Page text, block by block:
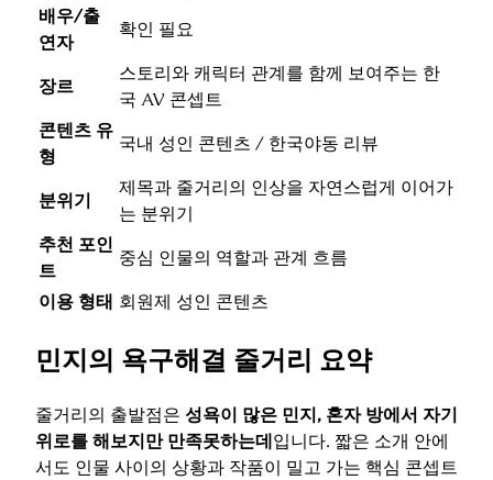
배우/출
연자
확인 필요
장르
스토리와 캐릭터 관계를 함께 보여주는 한
국 AV 콘셉트
콘텐츠 유
형
국내 성인 콘텐츠 / 한국야동 리뷰
분위기
제목과 줄거리의 인상을 자연스럽게 이어가
는 분위기
추천 포인
트
중심 인물의 역할과 관계 흐름
이용 형태 회원제 성인 콘텐츠
민지의 욕구해결 줄거리 요약
줄거리의 출발점은 성욕이 많은 민지, 혼자 방에서 자기
위로를 해보지만 만족못하는데입니다. 짧은 소개 안에
서도 인물 사이의 상황과 작품이 밀고 가는 핵심 콘셉트